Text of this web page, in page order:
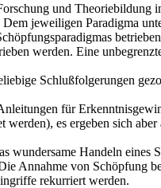
und Theoriebildung
jeweiligen Paradigma
werden. Eine
Schlußfolgerungen
für
es ergeben sich
Handeln
Annahme von Schöpfung
rekurriert werden.